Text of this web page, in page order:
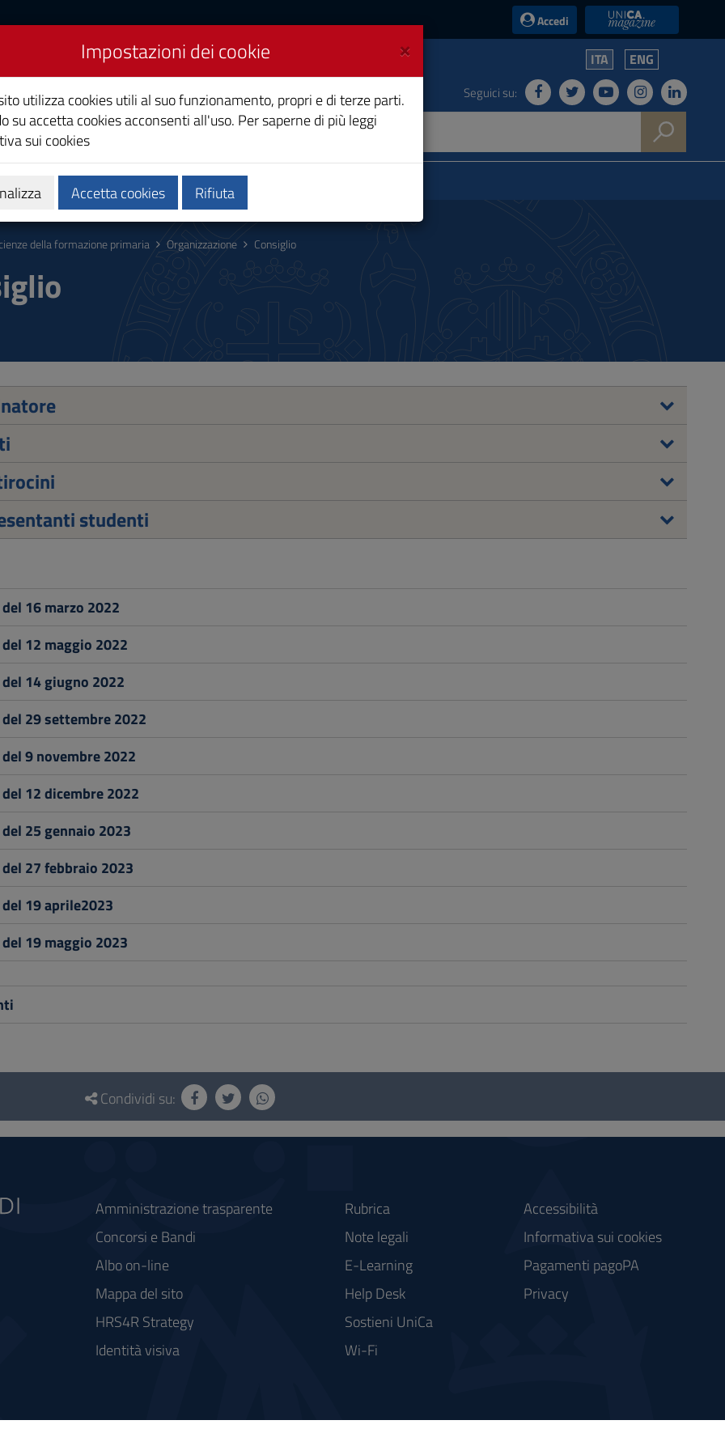
Accedi UniCA News
Primaria
ITA ENG
Seguici su:
Calendari e orari Qualità e miglioramento
della formazione primaria Organizzazione Consiglio
studenti
16 marzo 2022
12 maggio 2022
14 giugno 2022
29 settembre 2022
9 novembre 2022
12 dicembre 2022
25 gennaio 2023
27 febbraio 2023
19 aprile2023
19 maggio 2023
Condividi su:
Amministrazione trasparente
Concorsi e Bandi
Albo on-line
Mappa del sito
HRS4R Strategy
Identità visiva
Rubrica
Note legali
E-Learning
Help Desk
Sostieni UniCa
Wi-Fi
Accessibilità
Informativa sui cookies
Pagamenti pagoPA
Privacy
×
Impostazioni dei cookie
utilizza cookies utili al suo funzionamento, propri e di terze parti.
su accetta cookies acconsenti all'uso. Per saperne di più leggi
sui cookies
Accetta cookies Rifiuta